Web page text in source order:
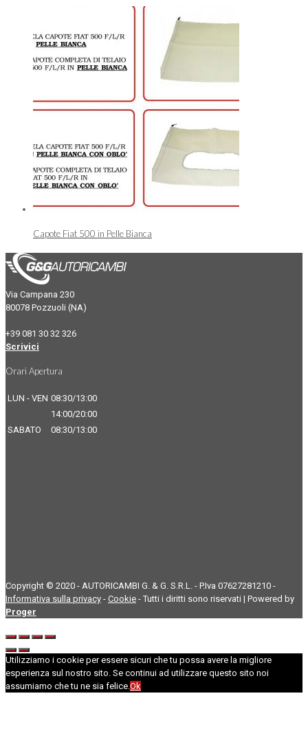
Capote Fiat 500 in Pelle Bianca
Via Campana 230
80078 Pozzuoli (NA)
+39 081 30 32 326
Scrivici
Orari Apertura
LUN - VEN 08:30/13:00
14:00/20:00
SABATO
08:30/13:00
Copyright © 2020 - AUTORICAMBI G. & G. S.R.L. - P.Iva 07627281210 -
Informativa sulla privacy - Cookie - Tutti i diritti sono riservati | Powered by
Proger
Utilizziamo i cookie per essere sicuri che tu possa avere la migliore
esperienza sul nostro sito. Se continui ad utilizzare questo sito noi
assumiamo che tu ne sia felice.Ok